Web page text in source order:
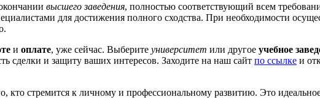
высшего заведения, полностью соответствующий всем
для достижения полного сходства. При необходимости
и оплате, уже сейчас. Выберите университет или другое учебное
сделки и защиту ваших интересов. Заходите на наш сайт по ссылке и
стремится к личному и профессиональному развитию. Это